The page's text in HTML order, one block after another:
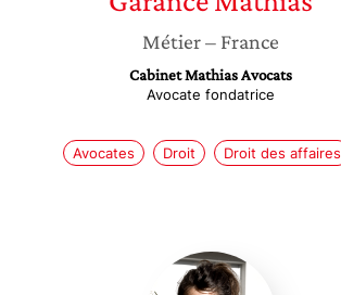
Métier– France
Cabinet Mathias Avocats
Avocate fondatrice
Avocates Droit Droit des affaires
Juliette
Alibert